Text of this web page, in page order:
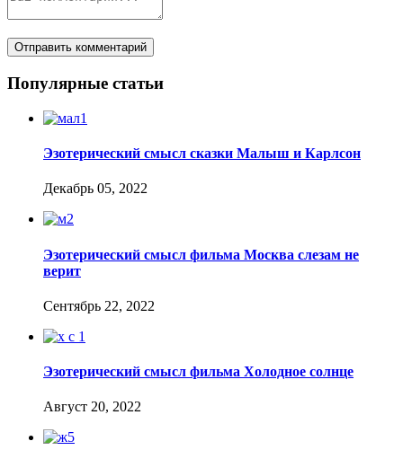
Популярные статьи
Эзотерический смысл сказки Малыш и Карлсон
Декабрь 05, 2022
Эзотерический смысл фильма Москва слезам не
верит
Сентябрь 22, 2022
Эзотерический смысл фильма Холодное солнце
Август 20, 2022